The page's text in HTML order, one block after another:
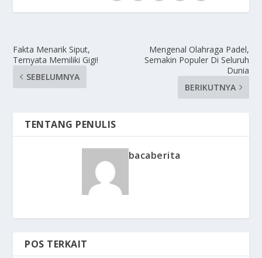
Fakta Menarik Siput,
Ternyata Memiliki Gigi!
SEBELUMNYA
Mengenal Olahraga Padel,
Semakin Populer Di Seluruh
Dunia
BERIKUTNYA
TENTANG PENULIS
bacaberita
POS TERKAIT